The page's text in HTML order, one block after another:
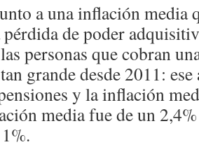
a una inflación media
de poder
personas que cobran
grande desde 2011:
y la inflación
media fue de un